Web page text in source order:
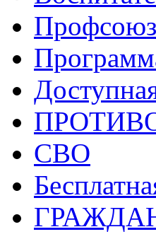
Профсоюз
СВО